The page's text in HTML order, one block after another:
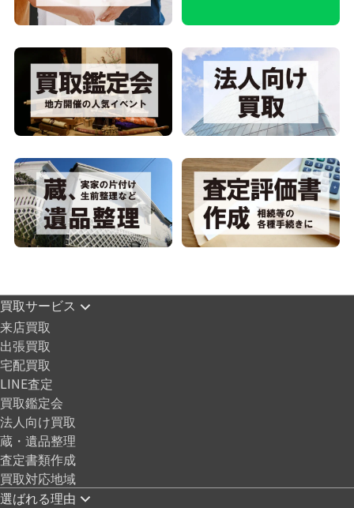
買取サービス
来店買取
出張買取
宅配買取
LINE査定
買取鑑定会
法人向け買取
蔵・遺品整理
査定書類作成
買取対応地域
選ばれる理由